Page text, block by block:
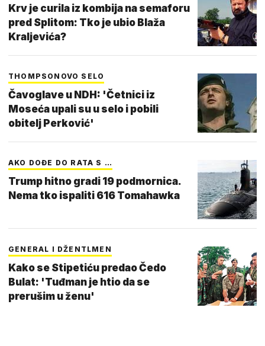
Krv je curila iz kombija na semaforu
pred Splitom: Tko je ubio Blaža
Kraljevića?
THOMPSONOVO SELO
Čavoglave u NDH: 'Četnici iz
Moseća upali su u selo i pobili
obitelj Perković'
AKO DOĐE DO RATA S …
Trump hitno gradi 19 podmornica.
Nema tko ispaliti 616 Tomahawka
GENERAL I DŽENTLMEN
Kako se Stipetiću predao Čedo
Bulat: 'Tuđman je htio da se
prerušim u ženu'